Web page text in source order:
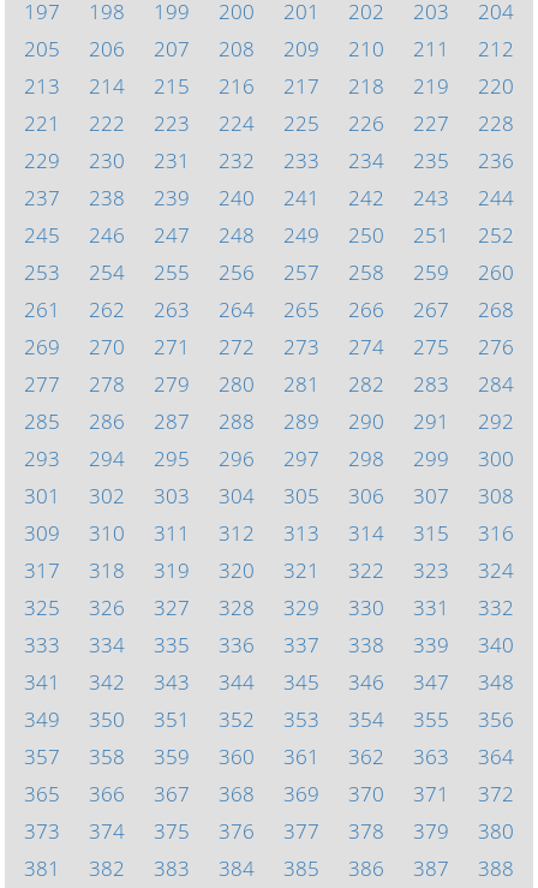
197
198 199 200 201 202 203
204
205
206 207 208 209 210 211
212
213
214 215 216 217 218 219
220
221
222 223 224 225 226 227
228
229
230 231 232 233 234 235
236
237
238 239 240 241 242 243
244
245
246 247 248 249 250 251
252
253
254 255 256 257 258 259
260
261
262 263 264 265 266 267
268
269
270 271 272 273 274 275
276
277
278 279 280 281 282 283
284
285
286 287 288 289 290 291
292
293
294 295 296 297 298 299
300
301
302 303 304 305 306 307
308
309
310 311 312 313 314 315
316
317
318 319 320 321 322 323
324
325
326 327 328 329 330 331
332
333
334 335 336 337 338 339
340
341
342 343 344 345 346 347
348
349
350 351 352 353 354 355
356
357
358 359 360 361 362 363
364
365
366 367 368 369 370 371
372
373
374 375 376 377 378 379
380
381
382 383 384 385 386 387 388